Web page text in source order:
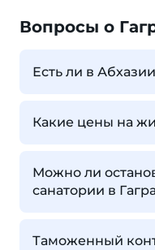
Вопросы о
Есть ли в
Какие цены на
Можно ли
санатории в
Таможенный